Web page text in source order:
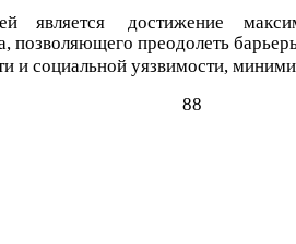
88
является достижение
позволяющего преодолеть
и социальной уязвимости,